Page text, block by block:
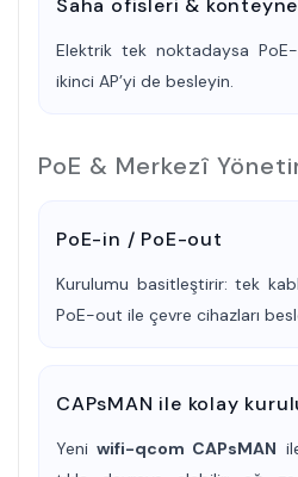
Saha ofisleri &
Elektrik tek noktadaysa
ikinci AP’yi de besleyin.
PoE & Merkezî
PoE-in / PoE-out
Kurulumu basitleştirir: tek
PoE-out ile çevre cihazları
CAPsMAN ile kolay
Yeniwifi-qcom CAPsMAN